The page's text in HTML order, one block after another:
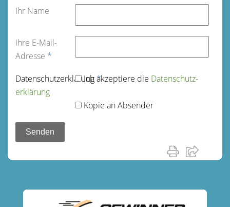
Ihr Name
Ihre E-Mail-
Adresse *
Datenschutz­erklärung*
Ich akzeptiere die Datenschutz­
erklärung
Kopie an Absender